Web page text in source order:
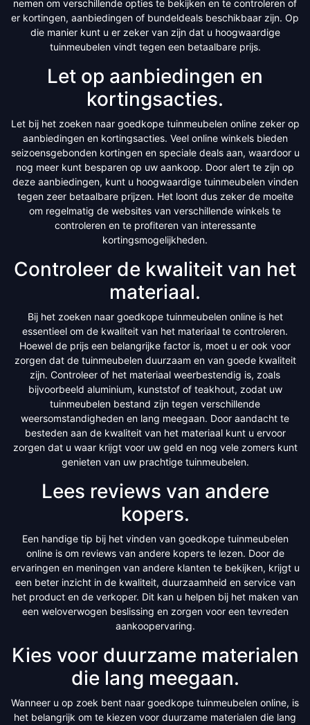
nemen om verschillende opties te bekijken en te controleren of
er kortingen, aanbiedingen of bundeldeals beschikbaar zijn. Op
die manier kunt u er zeker van zijn dat u hoogwaardige
tuinmeubelen vindt tegen een betaalbare prijs.
Let op aanbiedingen en
kortingsacties.
Let bij het zoeken naar goedkope tuinmeubelen online zeker op
aanbiedingen en kortingsacties. Veel online winkels bieden
seizoensgebonden kortingen en speciale deals aan, waardoor u
nog meer kunt besparen op uw aankoop. Door alert te zijn op
deze aanbiedingen, kunt u hoogwaardige tuinmeubelen vinden
tegen zeer betaalbare prijzen. Het loont dus zeker de moeite
om regelmatig de websites van verschillende winkels te
controleren en te profiteren van interessante
kortingsmogelijkheden.
Controleer de kwaliteit van het
materiaal.
Bij het zoeken naar goedkope tuinmeubelen online is het
essentieel om de kwaliteit van het materiaal te controleren.
Hoewel de prijs een belangrijke factor is, moet u er ook voor
zorgen dat de tuinmeubelen duurzaam en van goede kwaliteit
zijn. Controleer of het materiaal weerbestendig is, zoals
bijvoorbeeld aluminium, kunststof of teakhout, zodat uw
tuinmeubelen bestand zijn tegen verschillende
weersomstandigheden en lang meegaan. Door aandacht te
besteden aan de kwaliteit van het materiaal kunt u ervoor
zorgen dat u waar krijgt voor uw geld en nog vele zomers kunt
genieten van uw prachtige tuinmeubelen.
Lees reviews van andere
kopers.
Een handige tip bij het vinden van goedkope tuinmeubelen
online is om reviews van andere kopers te lezen. Door de
ervaringen en meningen van andere klanten te bekijken, krijgt u
een beter inzicht in de kwaliteit, duurzaamheid en service van
het product en de verkoper. Dit kan u helpen bij het maken van
een weloverwogen beslissing en zorgen voor een tevreden
aankoopervaring.
Kies voor duurzame materialen
die lang meegaan.
Wanneer u op zoek bent naar goedkope tuinmeubelen online, is
het belangrijk om te kiezen voor duurzame materialen die lang